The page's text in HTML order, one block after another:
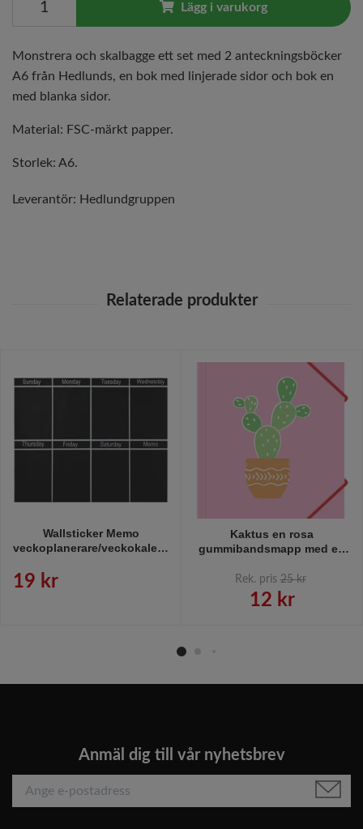
Lägg i varukorg
Monstrera och skalbagge ett set med 2 anteckningsböcker
A6 från Hedlunds, en bok med linjerade sidor och bok en
med blanka sidor.
Material: FSC-märkt papper.
Storlek: A6.
Leverantör: Hedlundgruppen
Wallsticker Memo
veckoplanerare/veckokalender
Modern house, mått 1 x 95
19 kr
Kaktus en rosa
gummibandsmapp med en
från Hedlundgruppen, FSC
godkänd.
Rek. pris 25 kr
12 kr
Anmäl dig till vår nyhetsbrev